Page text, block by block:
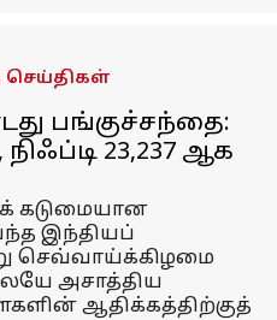
செய்திகள்
பங்குச்சந்தை:
23,237 ஆக
கடுமையான
இந்தியப்
செவ்வாய்க்கிழமை
அசாத்திய
ஆதிக்கத்திற்குத்